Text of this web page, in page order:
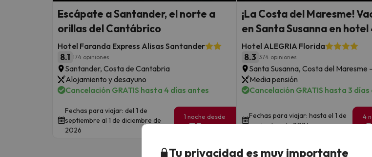
Escápate a Santander, el norte a
orillas del Cantábrico
Hotel Faranda Express Alisas Santander
8.1 174 opiniones
Santander, Costa de Cantabria
Alojamiento y desayuno
Cancelación GRATIS hasta 4 días antes
Fechas para viajar: del 1 de
septiembre al 1 de diciembre de
2026
1 noche desde
39
¡La Costa del Maresme!
en Santa Susanna en hotel
Hotel ALEGRIA Florida
8.3 374 opiniones
Santa Susanna, Costa del Maresme
Media pensión
Cancelación GRATIS hasta 3
Fechas para viajar: hasta el 1 de
noviembre de 2026.
4
Ver todos los chollos
Tu privacidad es muy importante